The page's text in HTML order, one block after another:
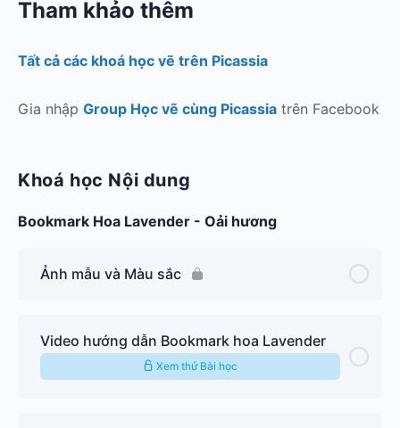
Tham khảo thêm
Tất cả các khoá học vẽ trên Picassia
Gia nhập Group Học vẽ cùng Picassia trên Facebook
Khoá học Nội dung
Bookmark Hoa Lavender - Oải hương
Ảnh mẫu và Màu sắc
Video hướng dẫn Bookmark hoa Lavender
Xem thử Bài học